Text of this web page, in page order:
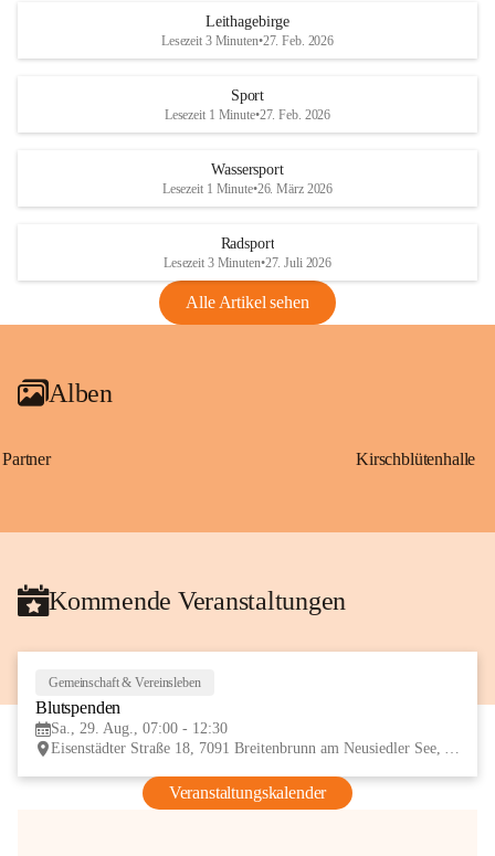
Maßnahmen zur Bekämpfung
Rebe und der Amerikanischen
Anhang VBl. EU Nr. 18
1 Seite•1,4 MB
VBl. EU Nr. 18_2026
Leithagebirge
Lesezeit 3 Minuten•27. Feb. 2026
Sport
Lesezeit 1 Minute•27. Feb. 2026
Wassersport
Lesezeit 1 Minute•26. März 2026
Radsport
Lesezeit 3 Minuten•27. Juli 2026
Alle Artikel sehen
Alben
Partner Kirschblütenhalle
Kommende Veranstaltungen
Gemeinschaft & Vereinsleben
Blutspenden
Sa., 29. Aug., 07:00 - 12:30
Eisenstädter Straße 18, 7091 Breitenbrunn am Neusiedler See, AUT
Veranstaltungskalender